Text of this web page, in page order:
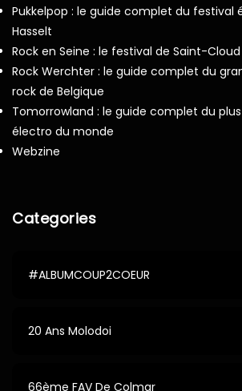
Pukkelpop : le guide complet du festival
Hasselt
Rock en Seine : le festival de Saint-Cloud
Rock Werchter : le guide complet du
rock de Belgique
Tomorrowland : le guide complet du
électro du monde
Webzine
Categories
#ALBUMCOUP2COEUR
20 Ans Molodoi
66ème FAV De Colmar